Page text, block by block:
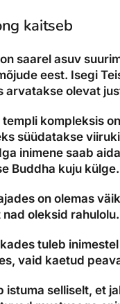
kaitseb
saarel asuv
eest. Isegi
arvatakse olevat
kompleksis
süüdatakse
inimene saab
Buddha kuju
on olemas
nad oleksid rahulolu.
tuleb
vaid kaetud
istuma selliselt, et